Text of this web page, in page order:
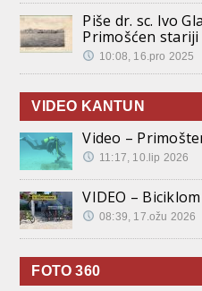
Piše dr. sc. Ivo
Primošćen
10:08, 16.pro 2025
VIDEO KANTUN
Video –
11:17, 10.lip 2026
VIDEO –
08:39, 17.ožu 2026
FOTO 360